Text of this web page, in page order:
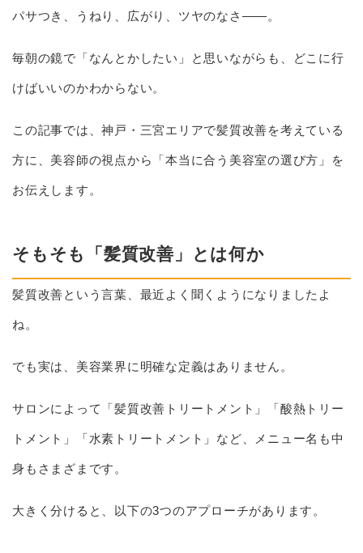
パサつき、うねり、広がり、ツヤのなさ——。
毎朝の鏡で「なんとかしたい」と思いながらも、どこに行
けばいいのかわからない。
この記事では、神戸・三宮エリアで髪質改善を考えている
方に、美容師の視点から「本当に合う美容室の選び方」を
お伝えします。
そもそも「髪質改善」とは何か
髪質改善という言葉、最近よく聞くようになりましたよ
ね。
でも実は、美容業界に明確な定義はありません。
サロンによって「髪質改善トリートメント」「酸熱トリー
トメント」「水素トリートメント」など、メニュー名も中
身もさまざまです。
大きく分けると、以下の3つのアプローチがあります。